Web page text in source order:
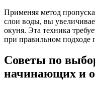
Применяя метод
слои воды, вы
окуня. Эта техника
при правильном подходе
Советы по
начинающих и